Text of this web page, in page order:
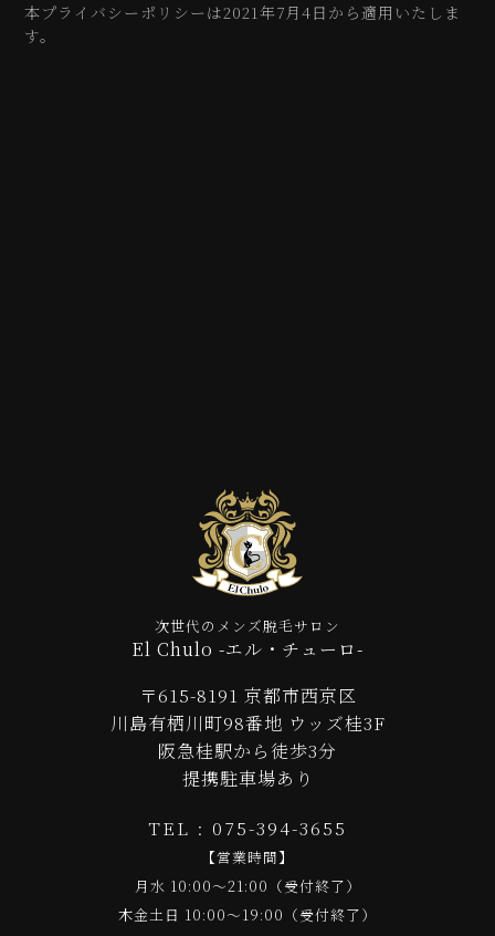
本プライバシーポリシーは2021年7月4日から適用いたしま
す。
次世代のメンズ脱毛サロン
El Chulo -エル・チューロ-
〒615-8191 京都市西京区
川島有栖川町98番地 ウッズ桂3F
阪急桂駅から徒歩3分
提携駐車場あり
TEL : 075-394-3655
【営業時間】
月水 10:00～21:00（受付終了）
木金土日 10:00～19:00（受付終了）